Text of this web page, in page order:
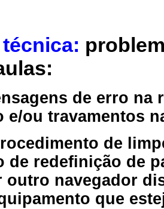
de erro
e/ou travamentos
de
de redefinição de
outro navegador
que